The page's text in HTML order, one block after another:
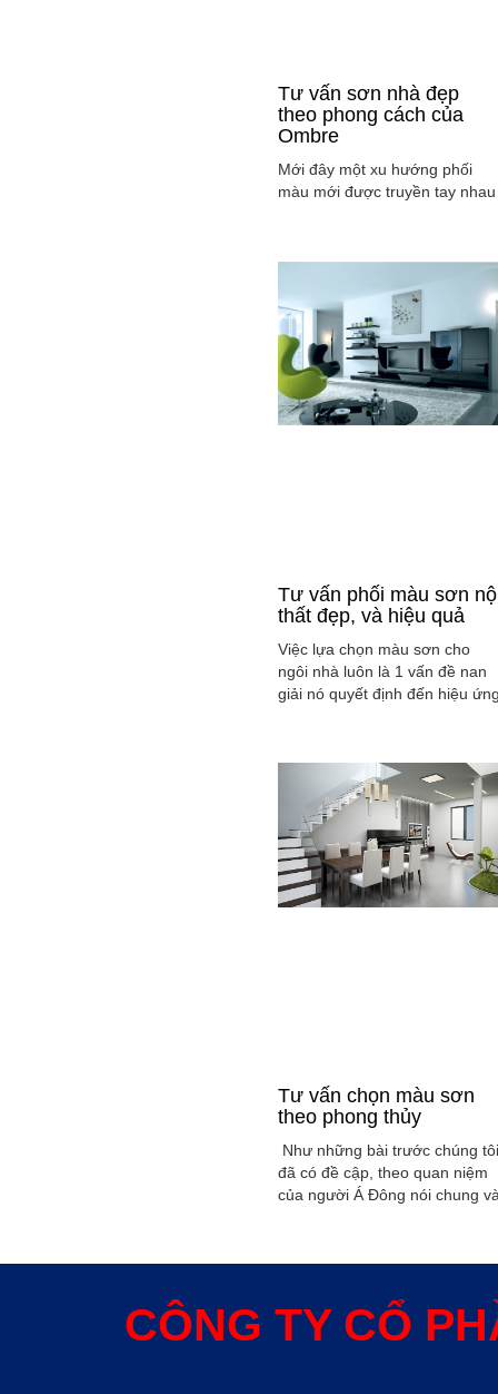
Tư vấn sơn nhà đẹp
theo phong cách của
Ombre
Mới đây một xu hướng phối
màu mới được truyền tay nhau
Ombre, cách phối màu sắc tinh
tế sao cho màu sắc chuyển
từ tông nhạt sang đậm, từ
sang tối hay ngược lại. Cùng
tìm hiểu phong các này qua
việc ...
Tư vấn phối màu sơn
thất đẹp, và hiệu quả
Việc lựa chọn màu sơn cho
ngôi nhà luôn là 1 vấn đề nan
giải nó quyết định đến hiệu
của gia đình bạn.
Tư vấn chọn màu sơn
theo phong thủy
Như những bài trước chúng tôi
đã có đề cập, theo quan niệm
của người Á Đông nói chung
xây dụng nhà ở hoặc bất kỳ
thủy trong ngôi nhà thường
được quyết định bởi các nhân
CÔNG TY CỔ